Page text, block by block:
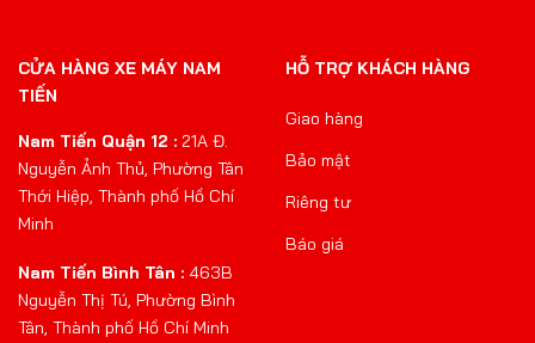
CỬA HÀNG XE MÁY NAM
TIẾN
Nam Tiến Quận 12 : 21A Đ.
Nguyễn Ảnh Thủ, Phường Tân
Thới Hiệp, Thành phố Hồ Chí
Minh
Nam Tiến Bình Tân : 463B
Nguyễn Thị Tú, Phường Bình
Tân, Thành phố Hồ Chí Minh
HỖ TRỢ KHÁCH HÀNG
Giao hàng
Bảo mật
Riêng tư
Báo giá